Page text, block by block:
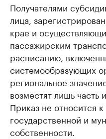
Получателями
лица,
крае и
пассажирским
расписанию,
системообразующих
региональное
возместят лишь часть
Приказ не относится
государственной и
собственности.